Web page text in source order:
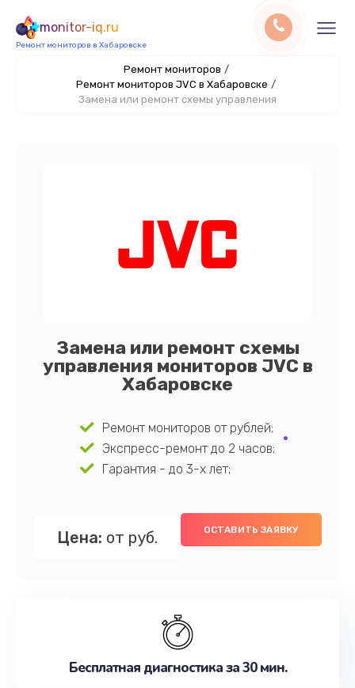
monitor-iq.ru
Ремонт мониторов в Хабаровске
Ремонт мониторов /
Ремонт мониторов JVC в Хабаровске /
Замена или ремонт схемы управления
Замена или ремонт схемы
управления мониторов JVC в
Хабаровске
Ремонт мониторов от рублей;
Экспресс-ремонт до 2 часов;
Гарантия - до 3-х лет;
Цена: от руб. ОСТАВИТЬ ЗАЯВКУ
Бесплатная диагностика за 30 мин.